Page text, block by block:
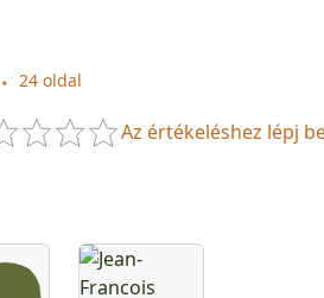
24 oldal
Az értékeléshez lépj